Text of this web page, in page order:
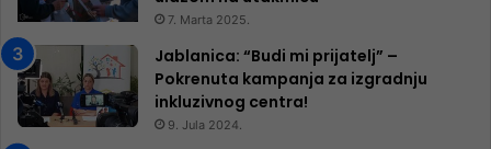
7. Marta 2025.
Jablanica: “Budi mi prijatelj” –
Pokrenuta kampanja za izgradnju
inkluzivnog centra!
9. Jula 2024.